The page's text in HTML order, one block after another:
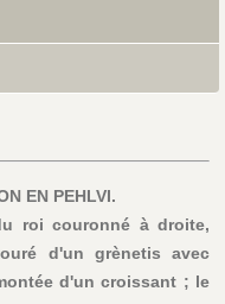
EN PEHLVI.
roi couronné à droite,
d'un grènetis avec
d'un croissant ; le